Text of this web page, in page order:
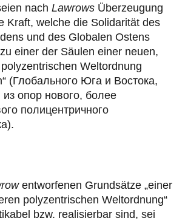
nach Lawrows Überzeugung
Kraft, welche die Solidarität des
und des Globalen Ostens
einer der Säulen einer neuen,
Weltordnung
(Глобального Юга и Востока,
из опор нового, более
полицентричного
entworfenen Grundsätze „einer
polyzentrischen Weltordnung“
bzw. realisierbar sind, sei